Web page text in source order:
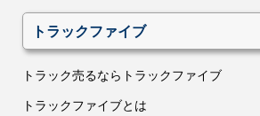
トラックファイブ
トラック売るならトラックファイブ
トラックファイブとは